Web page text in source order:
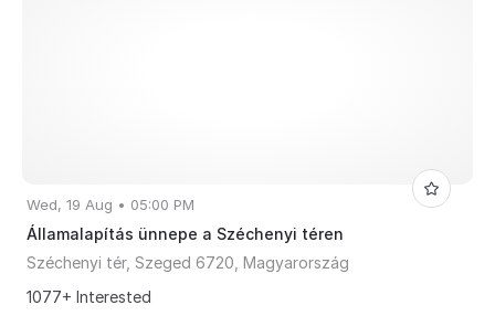
Wed, 19 Aug • 05:00 PM
Államalapítás ünnepe a Széchenyi téren
Széchenyi tér, Szeged 6720, Magyarország
1077+ Interested